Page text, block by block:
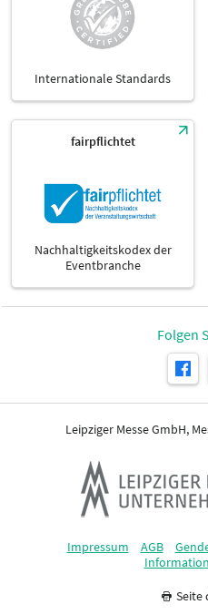
Internationale Standards
fairpflichtet
Nachhaltigkeitskodex der
Eventbranche
Folgen
Leipziger Messe GmbH,
Impressum AGB
Seite